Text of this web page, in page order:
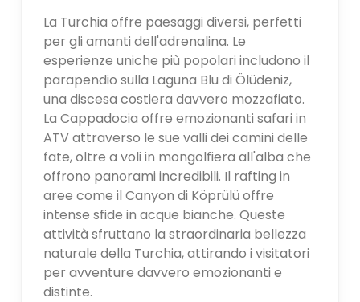
La Turchia offre paesaggi diversi, perfetti
per gli amanti dell'adrenalina. Le
esperienze uniche più popolari includono il
parapendio sulla Laguna Blu di Ölüdeniz,
una discesa costiera davvero mozzafiato.
La Cappadocia offre emozionanti safari in
ATV attraverso le sue valli dei camini delle
fate, oltre a voli in mongolfiera all'alba che
offrono panorami incredibili. Il rafting in
aree come il Canyon di Köprülü offre
intense sfide in acque bianche. Queste
attività sfruttano la straordinaria bellezza
naturale della Turchia, attirando i visitatori
per avventure davvero emozionanti e
distinte.